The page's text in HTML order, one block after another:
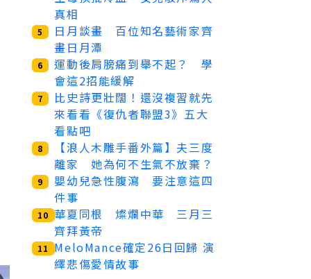
真相
5
日月談畫 百位知名藝術家齊
畫日月潭
6
運動後肩膀痛到舉不起？ 學
會這2招能緩解
7
比史詩更壯闊！還沒複習就先
來看看《復仇者聯盟3》五大
看點吧
8
【浪人木雕手番外篇】夫三度
離家 她為何不生氣不放棄？
9
嬰幼兒急性腹瀉 要注意這四
件事
10 華夏同根 燦爛中華 三月三
齊拜黃帝
11
MeloMance確定26日回歸 演
繹悲傷愛情故事